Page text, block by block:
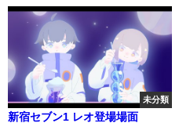
未分類
新宿セブン1 レオ登場場面